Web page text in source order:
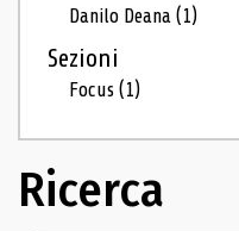
Danilo Deana(1)
Sezioni
Focus(1)
Ricerca